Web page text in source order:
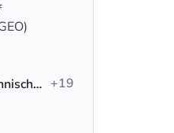
Suchmaschinenoptimierung (SEO), Technisches SEO, SEO-Beratung +19